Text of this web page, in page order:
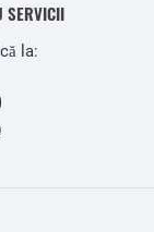
SERVICII
la: